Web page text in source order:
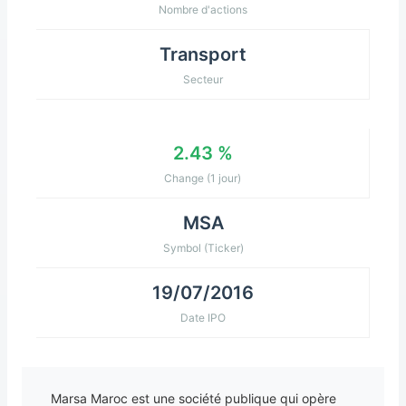
Nombre d'actions
Transport
Secteur
2.43 %
Change (1 jour)
MSA
Symbol (Ticker)
19/07/2016
Date IPO
Marsa Maroc est une société publique qui opère